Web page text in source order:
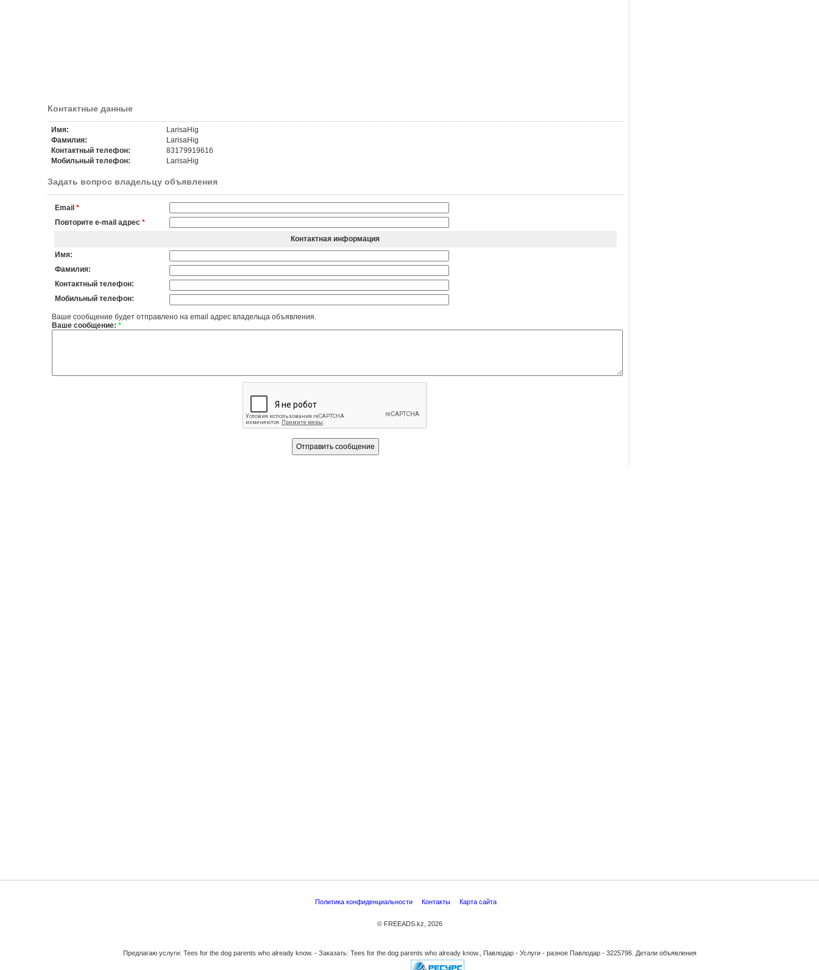
Контактные данные
Имя:
LarisaHig
Фамилия:
LarisaHig
Контактный телефон:
83179919616
Мобильный телефон:
LarisaHig
Задать вопрос владельцу объявления
Email *
Повторите e-mail адрес *
Контактная информация
Имя:
Фамилия:
Контактный телефон:
Мобильный телефон:
Ваше сообщение будет отправлено на email адрес владельца объявления.
Ваше сообщение: *
Политика конфиденциальности Контакты Карта сайта
© FREEADS.kz, 2026
Предлагаю услуги: Tees for the dog parents who already know. - Заказать: Tees for the dog parents who already know., Павлодар - Услуги - разное Павлодар - 3225796. Детали объявления